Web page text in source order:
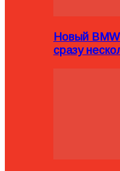
Новый BMW
сразу